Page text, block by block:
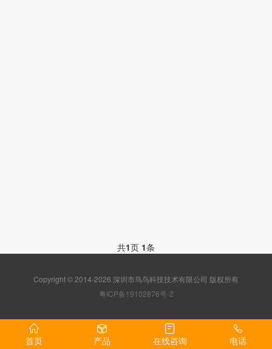
共1页 1条
Copyright © 2014-2026 深圳市鸟鸟科技技术有限公司 版权所有
粤ICP备19102876号-2
首页 产品 在线咨询 电话